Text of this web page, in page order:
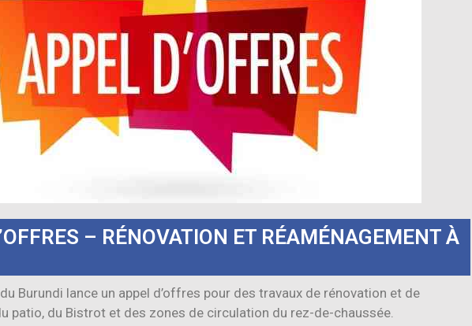
– RÉNOVATION ET RÉAMÉNAGEMENT À
Burundi lance un appel d’offres pour des travaux de rénovation et de
patio, du Bistrot et des zones de circulation du rez-de-chaussée.